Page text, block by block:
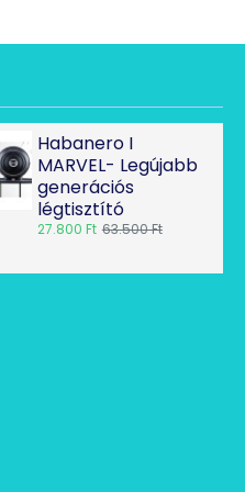
Habanero I
MARVEL- Legújabb
generációs
légtisztító
27.800 Ft 63.500 Ft